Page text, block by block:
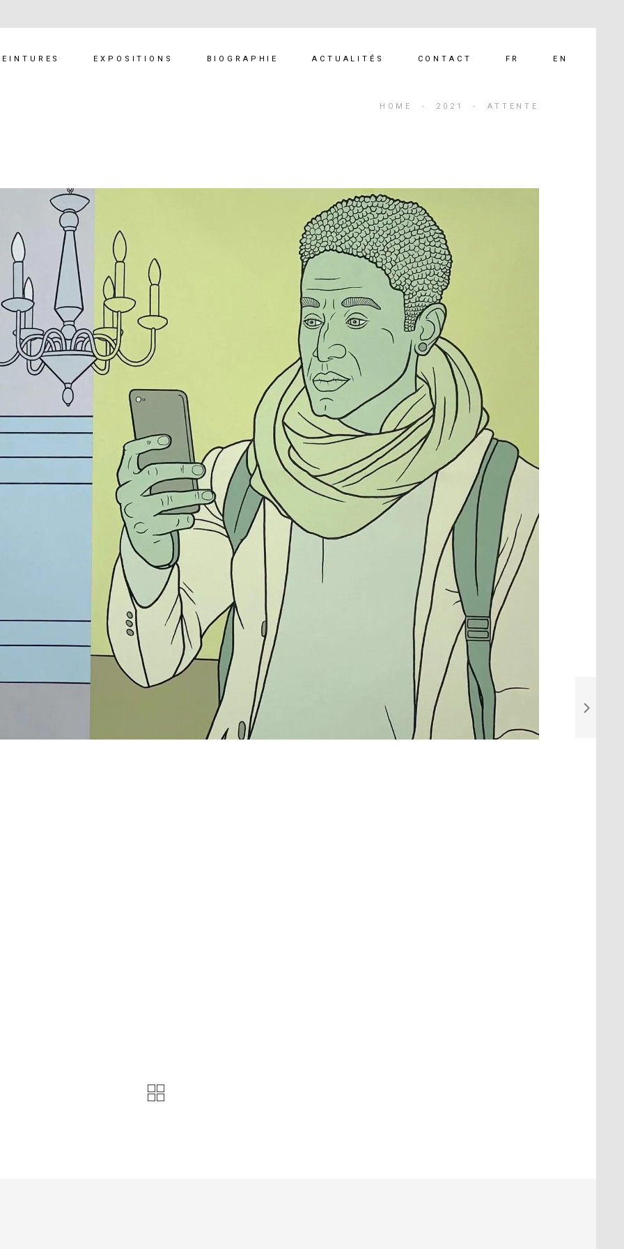
EXPOSITIONS BIOGRAPHIE ACTUALITÉS CONTACT FR EN
HOME - 2021 -ATTENTE